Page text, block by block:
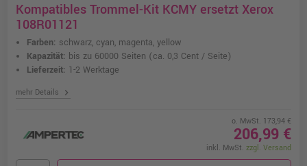
Kompatibles Trommel-Kit KCMY ersetzt Xerox
108R01121
Farben: schwarz, cyan, magenta, yellow
Kapazität: bis zu 60000 Seiten (ca. 0,3 Cent / Seite)
Lieferzeit: 1-2 Werktage
mehr Details chevron_right
o. MwSt. 173,94 €
206,99 €
inkl. MwSt. zzgl. Versand